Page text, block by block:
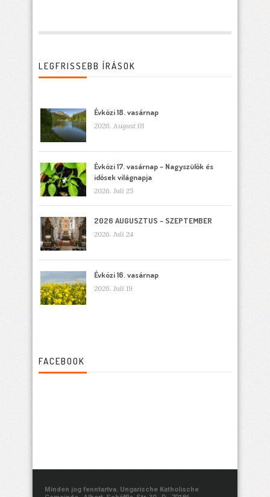
LEGFRISSEBB ÍRÁSOK
Évközi 18. vasárnap
2026. August 01
Évközi 17. vasárnap – Nagyszülők és
idősek világnapja
2026. Juli 25
2026 AUGUSZTUS – SZEPTEMBER
2026. Juli 24
Évközi 16. vasárnap
2026. Juli 19
FACEBOOK
Minden jog fenntartva. Ungarische Katholische